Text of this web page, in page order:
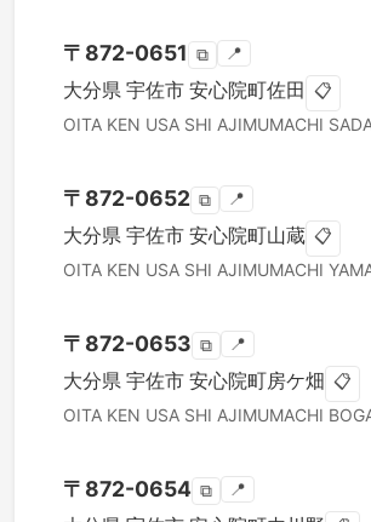
〒 872-0651 ⧉ 📍
大分県 宇佐市 安心院町佐田 📋
OITA KEN USA SHI AJIMUMACHI
〒 872-0652 ⧉ 📍
大分県 宇佐市 安心院町山蔵 📋
OITA KEN USA SHI AJIMUMACHI
〒 872-0653 ⧉ 📍
大分県 宇佐市 安心院町房ケ畑 📋
OITA KEN USA SHI AJIMUMACHI
〒 872-0654 ⧉ 📍